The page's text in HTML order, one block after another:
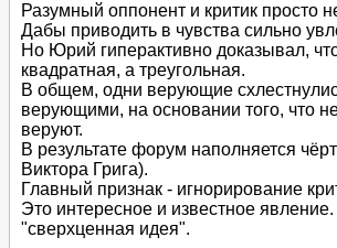
Разумный оппонент и критик просто
Дабы приводить в чувства сильно
Но Юрий гиперактивно доказывал,
квадратная, а треугольная.
В общем, одни верующие
верующими, на основании того, что
веруют.
В результате форум наполняется
Виктора Грига).
Главный признак - игнорирование
Это интересное и известное
"сверхценная идея".